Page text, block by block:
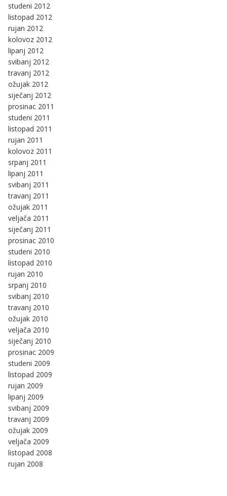
studeni 2012
listopad 2012
rujan 2012
kolovoz 2012
lipanj 2012
svibanj 2012
travanj 2012
ožujak 2012
siječanj 2012
prosinac 2011
studeni 2011
listopad 2011
rujan 2011
kolovoz 2011
srpanj 2011
lipanj 2011
svibanj 2011
travanj 2011
ožujak 2011
veljača 2011
siječanj 2011
prosinac 2010
studeni 2010
listopad 2010
rujan 2010
srpanj 2010
svibanj 2010
travanj 2010
ožujak 2010
veljača 2010
siječanj 2010
prosinac 2009
studeni 2009
listopad 2009
rujan 2009
lipanj 2009
svibanj 2009
travanj 2009
ožujak 2009
veljača 2009
listopad 2008
rujan 2008